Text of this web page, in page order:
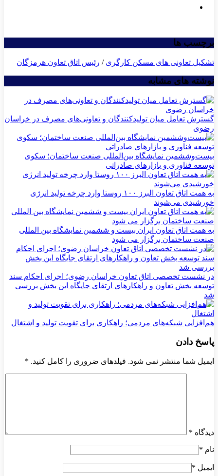
برچسب ها
تشکیل تعاونی های مسکن کارگری / رئیس اتاق تعاون هرمزگان
نوشته های مشابه
گسترش تعامل میان تولیدکنندگان و تعاونی‌های مصرف در خراسان
رضوی
بیست‌وششمین نمایشگاه بین‌المللی صنعت ساختمان؛ سکوی
توسعه فناوری و بازارهای صادراتی
به همت اتاق تعاون البرز ۱۰۰ روستا وارد چرخه تولید انرژی
خورشیدی می‌شوند
به همت اتاق تعاون ایران بیست و ششمین نمایشگاه بین المللی
صنعت ساختمان برگزار می شود
در نشست تخصصی اتاق تعاون خراسان رضوی؛ اجرای احکام سند
توسعه بخش تعاون و راهکارهای ارتقای جایگاه این بخش بررسی
شد
هم‌افزایی شبکه‌های مردمی؛ راهکاری برای تقویت تولید و اشتغال
پاسخ دادن
ایمیل شما منتشر نمی شود. فیلدهای ضروری را کامل کنید. *
دیدگاه *
نام *
ایمیل *